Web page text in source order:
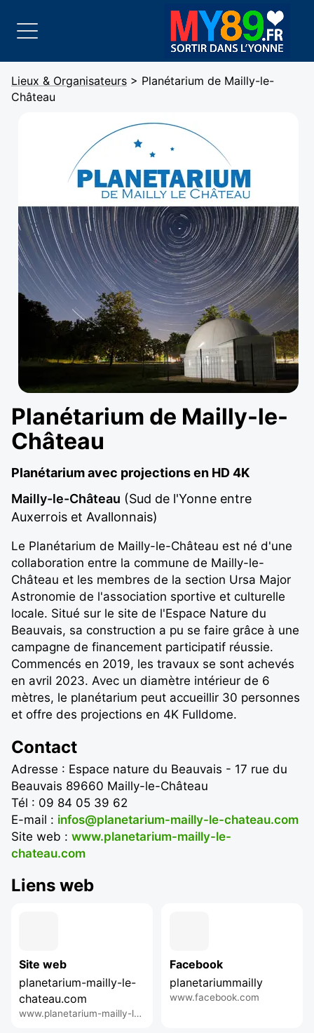
Lieux & Organisateurs > Planétarium de Mailly-le-
Château
Planétarium de Mailly-le-
Château
Planétarium avec projections en HD 4K
Mailly-le-Château (Sud de l'Yonne entre
Auxerrois et Avallonnais)
Le Planétarium de Mailly-le-Château est né d'une
collaboration entre la commune de Mailly-le-
Château et les membres de la section Ursa Major
Astronomie de l'association sportive et culturelle
locale. Situé sur le site de l'Espace Nature du
Beauvais, sa construction a pu se faire grâce à une
campagne de financement participatif réussie.
Commencés en 2019, les travaux se sont achevés
en avril 2023. Avec un diamètre intérieur de 6
mètres, le planétarium peut accueillir 30 personnes
et offre des projections en 4K Fulldome.
Contact
Adresse : Espace nature du Beauvais - 17 rue du
Beauvais 89660 Mailly-le-Château
Tél : 09 84 05 39 62
E-mail : infos@planetarium-mailly-le-chateau.com
Site web : www.planetarium-mailly-le-
chateau.com
Liens web
Site web
planetarium-mailly-le-
chateau.com
www.planetarium-mailly-le-chateau.com
Facebook
planetariummailly
www.facebook.com